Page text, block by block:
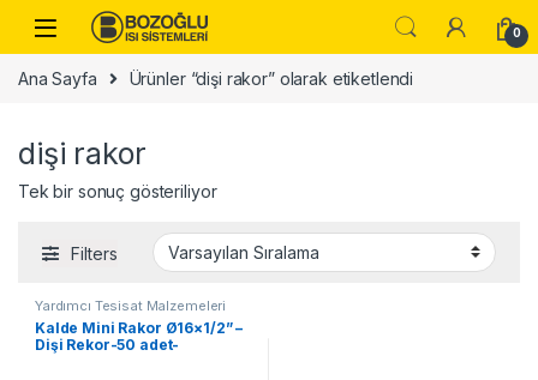
Skip to navigation
Skip to content
0
Ana Sayfa Ürünler “dişi rakor” olarak etiketlendi
dişi rakor
Tek bir sonuç gösteriliyor
Filters
Yardımcı Tesisat Malzemeleri
Kalde Mini Rakor Ø16×1/2” –
Dişi Rekor-50 adet-